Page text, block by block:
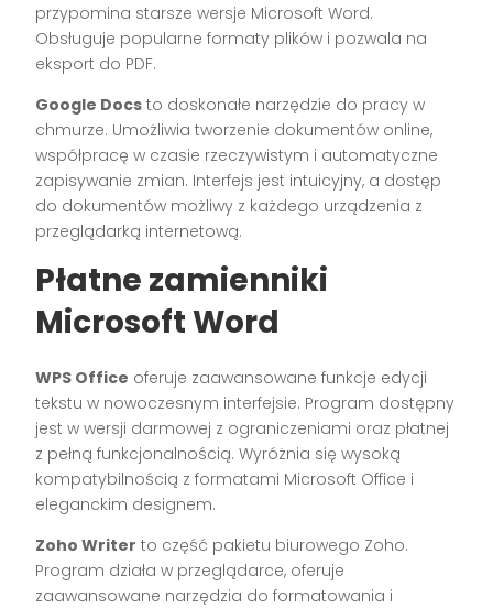
przypomina starsze wersje Microsoft Word.
Obsługuje popularne formaty plików i pozwala na
eksport do PDF.
Google Docs to doskonałe narzędzie do pracy w
chmurze. Umożliwia tworzenie dokumentów online,
współpracę w czasie rzeczywistym i automatyczne
zapisywanie zmian. Interfejs jest intuicyjny, a dostęp
do dokumentów możliwy z każdego urządzenia z
przeglądarką internetową.
Płatne zamienniki
Microsoft Word
WPS Office oferuje zaawansowane funkcje edycji
tekstu w nowoczesnym interfejsie. Program dostępny
jest w wersji darmowej z ograniczeniami oraz płatnej
z pełną funkcjonalnością. Wyróżnia się wysoką
kompatybilnością z formatami Microsoft Office i
eleganckim designem.
Zoho Writer to część pakietu biurowego Zoho.
Program działa w przeglądarce, oferuje
zaawansowane narzędzia do formatowania i